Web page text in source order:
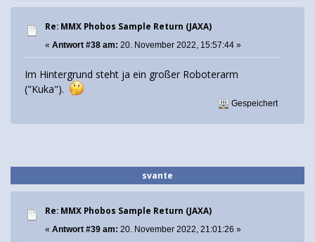
Re: MMX Phobos Sample Return (JAXA)
« Antwort #38 am: 20. November 2022, 15:57:44 »
Im Hintergrund steht ja ein großer Roboterarm
("Kuka").
Gespeichert
svante
Re: MMX Phobos Sample Return (JAXA)
« Antwort #39 am: 20. November 2022, 21:01:26 »